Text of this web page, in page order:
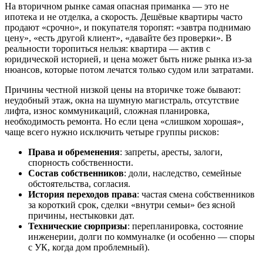
На вторичном рынке самая опасная приманка — это не
ипотека и не отделка, а скорость. Дешёвые квартиры часто
продают «срочно», и покупателя торопят: «завтра поднимаю
цену», «есть другой клиент», «давайте без проверки». В
реальности торопиться нельзя: квартира — актив с
юридической историей, и цена может быть ниже рынка из-за
нюансов, которые потом лечатся только судом или затратами.
Причины честной низкой цены на вторичке тоже бывают:
неудобный этаж, окна на шумную магистраль, отсутствие
лифта, износ коммуникаций, сложная планировка,
необходимость ремонта. Но если цена «слишком хорошая»,
чаще всего нужно исключить четыре группы рисков:
Права и обременения: запреты, аресты, залоги,
спорность собственности.
Состав собственников: доли, наследство, семейные
обстоятельства, согласия.
История переходов права: частая смена собственников
за короткий срок, сделки «внутри семьи» без ясной
причины, нестыковки дат.
Технические сюрпризы: перепланировка, состояние
инженерии, долги по коммуналке (и особенно — споры
с УК, когда дом проблемный).